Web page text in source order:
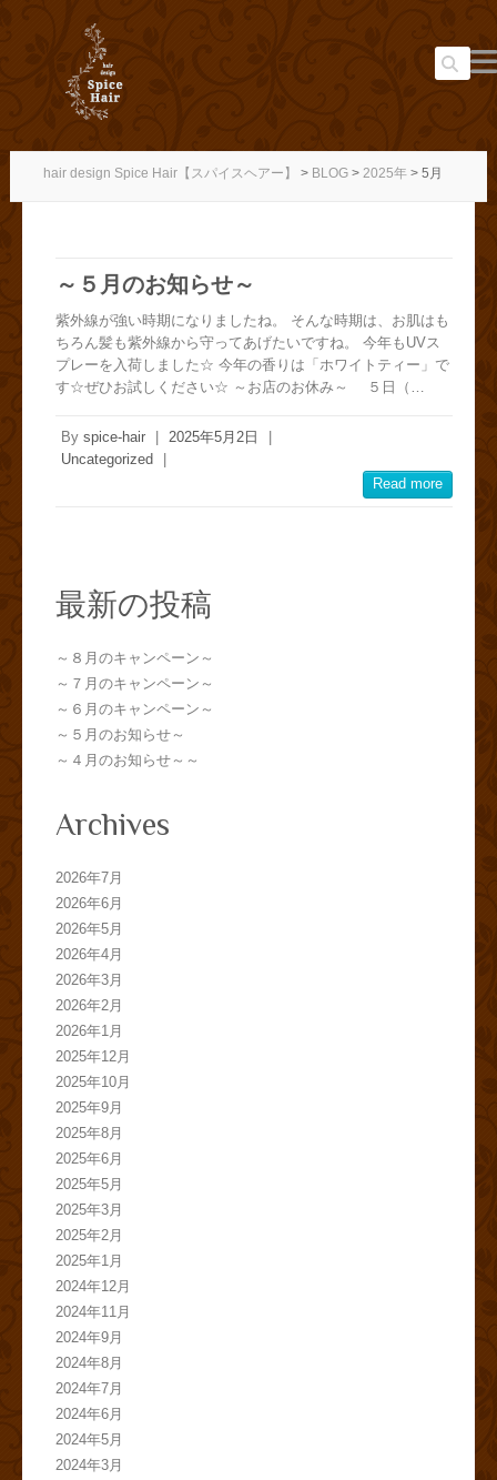
Search
hair design Spice Hair【スパイスヘアー】 > BLOG> 2025年> 5月
～５月のお知らせ～
紫外線が強い時期になりましたね。 そんな時期は、お肌はも
ちろん髪も紫外線から守ってあげたいですね。 今年もUVス
プレーを入荷しました☆ 今年の香りは「ホワイトティー」で
す☆ぜひお試しください☆ ～お店のお休み～ ５日（…
By spice-hair 2025年5月2日
Uncategorized
Read more
最新の投稿
～８月のキャンペーン～
～７月のキャンペーン～
～６月のキャンペーン～
～５月のお知らせ～
～４月のお知らせ～～
Archives
2026年7月
2026年6月
2026年5月
2026年4月
2026年3月
2026年2月
2026年1月
2025年12月
2025年10月
2025年9月
2025年8月
2025年6月
2025年5月
2025年3月
2025年2月
2025年1月
2024年12月
2024年11月
2024年9月
2024年8月
2024年7月
2024年6月
2024年5月
2024年3月